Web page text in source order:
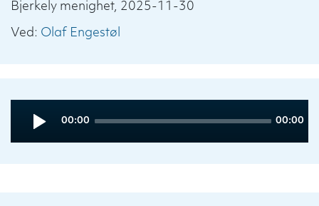
Bjerkely menighet, 2025-11-30
Ved: Olaf Engestøl
Player
Current
00:00
Total
00:00